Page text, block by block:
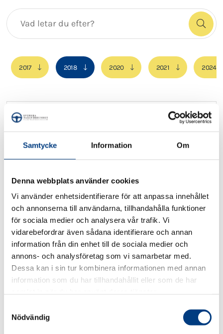
Samtycke Information Om
Denna webbplats använder cookies
Vi använder enhetsidentifierare för att anpassa innehållet
och annonserna till användarna, tillhandahålla funktioner
för sociala medier och analysera vår trafik. Vi
vidarebefordrar även sådana identifierare och annan
information från din enhet till de sociala medier och
annons- och analysföretag som vi samarbetar med.
Dessa kan i sin tur kombinera informationen med annan
information som du har tillhandahållit eller som de har
Nödvändig
2017 2018 2020 2021 2024
2018-07-10
Vi har inte tid att vänta på tekniken
Privatbilismen måste minska radikalt för att vi
prognoser på att personbilstrafiken kommer att
det här pro...
Läs mer
Avdrag för taxi kan minska
bilresorna